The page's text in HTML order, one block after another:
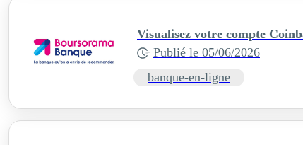
Visualisez votre compte
Publié le 05/06/2026
banque-en-ligne